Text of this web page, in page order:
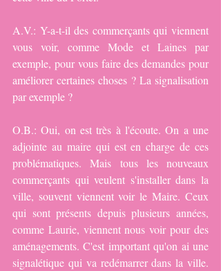
A.V.: Y-a-t-il des commerçants qui viennent
vous voir, comme Mode et Laines par
exemple, pour vous faire des demandes pour
améliorer certaines choses ? La signalisation
par exemple ?
O.B.: Oui, on est très à l'écoute. On a une
adjointe au maire qui est en charge de ces
problématiques. Mais tous les nouveaux
commerçants qui veulent s'installer dans la
ville, souvent viennent voir le Maire. Ceux
qui sont présents depuis plusieurs années,
comme Laurie, viennent nous voir pour des
aménagements. C'est important qu'on ai une
signalétique qui va redémarrer dans la ville.